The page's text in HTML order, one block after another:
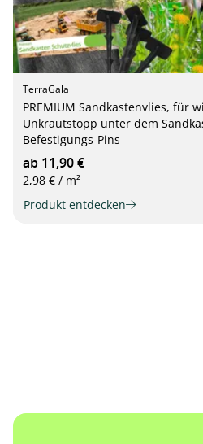
TerraGala
PREMIUM Sandkastenvlies, für
Unkrautstopp unter dem
Befestigungs-Pins
ab 11,90 €
2,98 € / m²
Produkt entdecken